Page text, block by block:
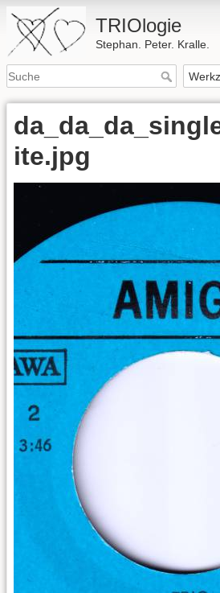
TRIOlogie
Stephan. Peter. Kralle.
ite.jpg